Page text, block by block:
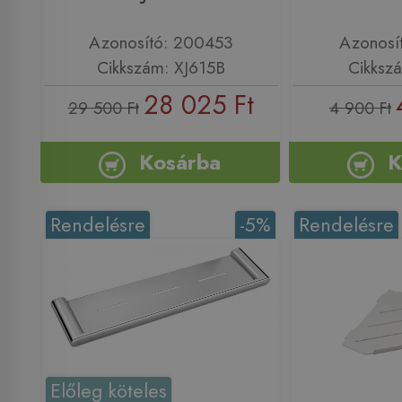
Azonosító: 200453
Cikkszám: XJ615B
29 500 Ft 28 025 Ft
Kosárba
4 900 Ft
-5%
Rendelésre
Előleg köteles
Rendelésre